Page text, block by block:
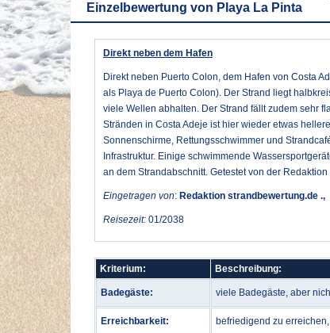
Einzelbewertung von Playa La Pinta
Direkt neben dem Hafen
Direkt neben Puerto Colon, dem Hafen von Costa
als Playa de Puerto Colon). Der Strand liegt
viele Wellen abhalten. Der Strand fällt zudem sehr
Stränden in Costa Adeje ist hier wieder etwas
Sonnenschirme, Rettungsschwimmer und
Infrastruktur. Einige schwimmende
an dem Strandabschnitt. Getestet von der
Eingetragen von: Redaktion strandbewertung.de .,
Reisezeit: 01/2038
Kriterium: Beschreibung:
Badegäste: viele Badegäste, aber
Erreichbarkeit: befriedigend zu